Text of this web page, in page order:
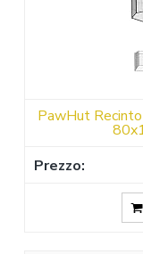
PawHut